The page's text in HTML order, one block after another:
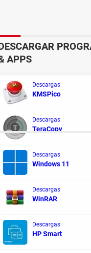
de ellas y sus posibles
hardware al servicio
A NUESTRO
APPS
Descargas
KMSPico
Descargas
TeraCopy
Descargas
Windows 11
Descargas
WinRAR
Descargas
HP Smart